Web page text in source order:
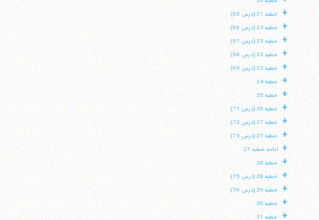
+ خطبه 21 (درس 65)
+ خطبه 22 (درس 66)
+ خطبه 23 (درس 67)
+ خطبه 23 (درس 68)
+ خطبه 23 (درس 69)
+ خطبه 24
+ خطبه 25
+ خطبه 26 (درس 71)
+ خطبه 27 (درس 72)
+ خطبه 27 (درس 73)
+ ادامه خطبه 27
+ خطبه 28
+ خطبه 28 (درس 75)
+ خطبه 29 (درس 76)
+ خطبه 30
+ خطبه 31